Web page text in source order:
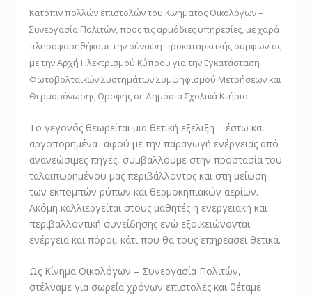
Κατόπιν πολλών επιστολών του Κινήματος Οικολόγων –
Συνεργασία Πολιτών, προς τις αρμόδιες υπηρεσίες, με χαρά
πληροφορηθήκαμε την σύναψη προκαταρκτικής συμφωνίας
με την Αρχή Ηλεκτρισμού Κύπρου για την Εγκατάσταση
Φωτοβολταϊκών Συστημάτων Συμψηφισμού Μετρήσεων και
Θερμομόνωσης Οροφής σε Δημόσια Σχολικά Κτήρια.
Το γεγονός θεωρείται μια θετική εξέλιξη – έστω και
αργοπορημένα- αφού με την παραγωγή ενέργειας από
ανανεώσιμες πηγές, συμβάλλουμε στην προστασία του
ταλαιπωρημένου μας περιβάλλοντος και στη μείωση
των εκπομπών ρύπων και θερμοκηπιακών αερίων.
Ακόμη καλλιεργείται στους μαθητές η ενεργειακή και
περιβαλλοντική συνείδησης ενώ εξοικειώνονται
ενέργεια και πόροι, κάτι που θα τους επηρεάσει θετικά.
Ως Κίνημα Οικολόγων – Συνεργασία Πολιτών,
στέλναμε για σωρεία χρόνων επιστολές και θέταμε